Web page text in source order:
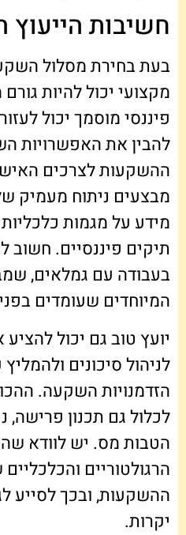
חשיבות הייעוץ
בעת בחירת מסלול
מקצועי יכול להיות
פיננסי מוסמך יכול
להבין את האפשרויות
ההשקעות לצרכים
מבצעים ניתוח מעמיק
מידע על מגמות
תיקים פיננסיים. חשוב
בעבודה עם גמלאים,
המיוחדים שעומדים
יועץ טוב גם יכול
לניהול סיכונים
הזדמנויות השקעה.
לכלול גם תכנון פרישה,
הטבות מס. יש לוודא
הרגולטוריים
ההשקעות, ובכך לסייע
יקרות.